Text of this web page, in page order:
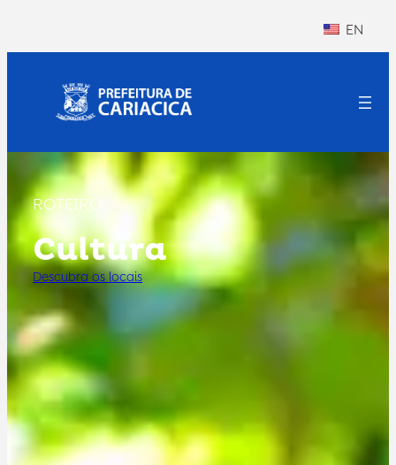
EN
ROTEIRO
Cultura
Descubra os locais